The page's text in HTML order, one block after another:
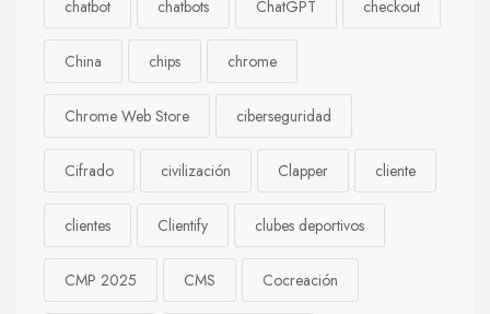
chatbot chatbots ChatGPT checkout
China chips chrome
Chrome Web Store ciberseguridad
Cifrado civilización Clapper cliente
clientes Clientify clubes deportivos
CMP 2025 CMS Cocreación